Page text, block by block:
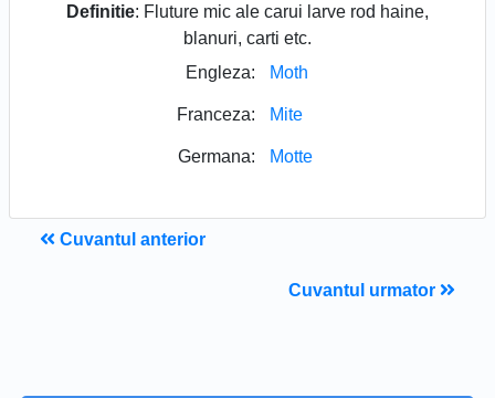
Definitie: Fluture mic ale carui larve rod haine,
blanuri, carti etc.
Engleza:
Moth
Franceza: Mite
Germana: Motte
Cuvantul anterior
Cuvantul urmator